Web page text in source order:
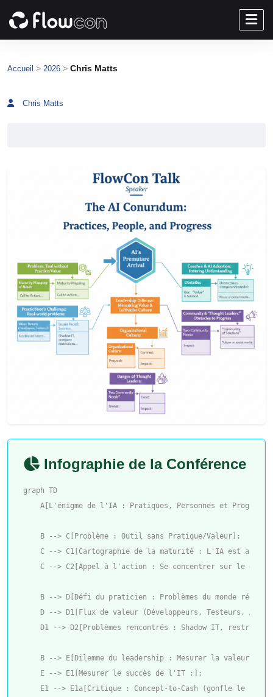
Accueil > 2026 > Chris Matts
Chris Matts
Infographie de la Conférence
graph TD
A[L'énigme de l'IA : Pratiques, Personnes et Progrès]
    B --> C[Problème : Outil sans Pratique/Valeur];
C --> C1[Cartographie de la maturité : L'IA est
C --> C2[Appel à l'action : Se concentrer sur le
    B --> D[Défi du praticien : Problèmes du monde réel];
D --> D1[Flux de valeur (Développeurs, Testeurs,
D1 --> D2[Problèmes rencontrés : Shadow IT,
B --> E[Dilemme du leadership : Mesurer la valeur et
    E --> E1[Mesurer le succès de l'IT :];
E1 --> E1a[Critique : Concept-to-Cash (gonfle le